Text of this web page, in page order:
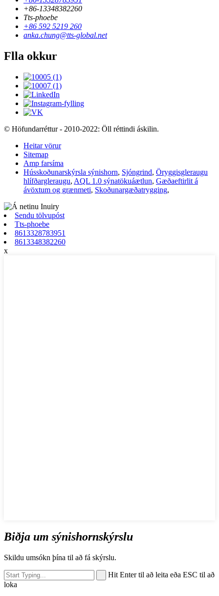
+86-13348382260
Tts-phoebe
+86 592 5219 260
anka.chung@tts-global.net
Flla okkur
© Höfundarréttur - 2010-2022: Öll réttindi áskilin.
Heitar vörur
Sitemap
Amp farsíma
Hússkoðunarskýrsla sýnishorn, Sjóngrind, Öryggisgleraugu
hlífðargleraugu, AQL 1.0 sýnatökuáætlun, Gæðaeftirlit á
ávöxtum og grænmeti, Skoðunargæðatrygging,
Sendu tölvupóst
Tts-phoebe
8613328783951
8613348382260
x
Biðja um sýnishornskýrslu
Skildu umsókn þína til að fá skýrslu.
Hit Enter til að leita eða ESC til að
loka